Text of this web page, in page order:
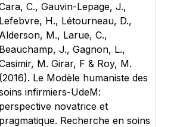
C., Gauvin-Lepage, J.,
Lefebvre, H., Létourneau, D.,
Alderson, M., Larue, C.,
Beauchamp, J., Gagnon, L.,
M. Girar, F & Roy, M.
(2016). Le Modèle humaniste des
infirmiers-UdeM:
perspective novatrice et
pragmatique. Recherche en soins